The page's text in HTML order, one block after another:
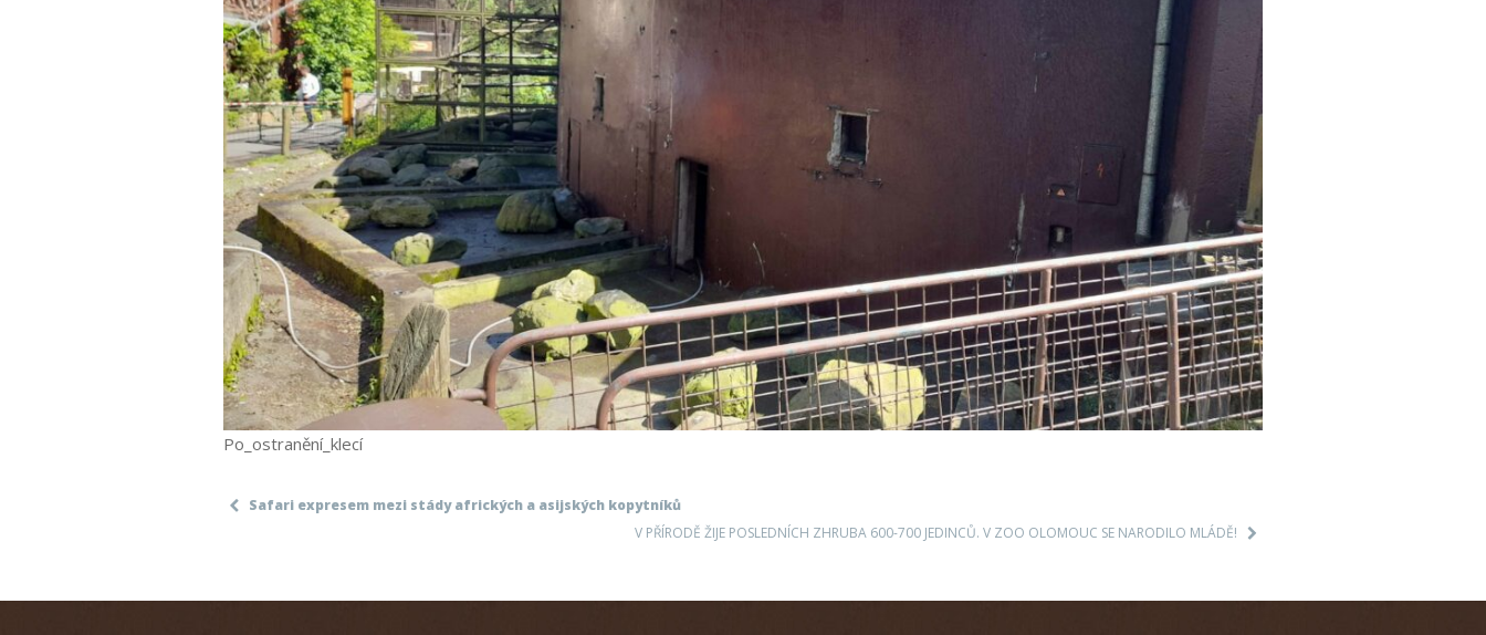
Po_ostranění_klecí
Safari expresem mezi stády afrických a asijských kopytníků
V PŘÍRODĚ ŽIJE POSLEDNÍCH ZHRUBA 600-700 JEDINCŮ. V ZOO OLOMOUC SE NARODILO MLÁDĚ!